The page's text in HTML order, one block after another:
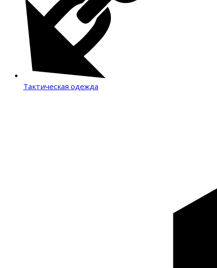
Тактическая одежда